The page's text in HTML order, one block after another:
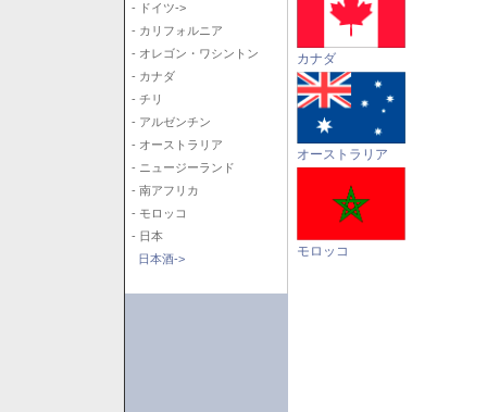
- ドイツ->
- カリフォルニア
- オレゴン・ワシントン
- カナダ
- チリ
- アルゼンチン
- オーストラリア
- ニュージーランド
- 南アフリカ
- モロッコ
- 日本
日本酒->
カナダ
オーストラリア
モロッコ